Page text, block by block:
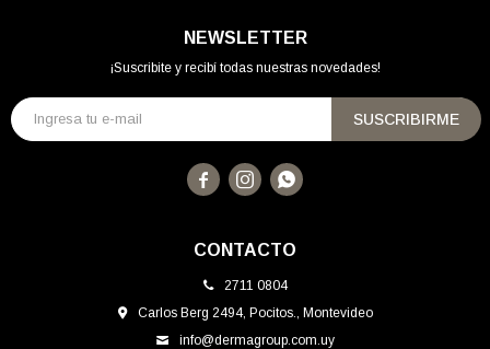
CONTACTO
2711 0804
Carlos Berg 2494, Pocitos., Montevideo
info@dermagroup.com.uy
NEWSLETTER
¡Suscribite y recibí todas nuestras novedades!
SUSCRIBIRME
  